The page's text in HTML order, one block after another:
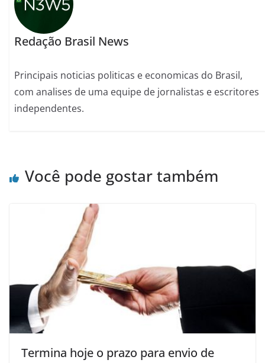
Redação Brasil News
Principais noticias politicas e economicas do Brasil,
com analises de uma equipe de jornalistas e escritores
independentes.
Você pode gostar também
Termina hoje o prazo para envio de